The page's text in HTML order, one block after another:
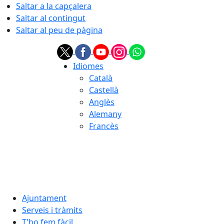
Saltar a la capçalera
Saltar al contingut
Saltar al peu de pàgina
Idiomes
Català
Castellà
Anglès
Alemany
Francès
Ajuntament
Serveis i tràmits